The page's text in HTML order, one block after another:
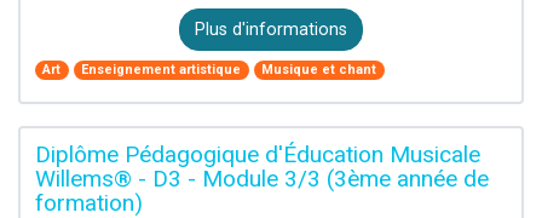
Plus d'informations
Art Enseignement artistique Musique et chant
Diplôme Pédagogique d'Éducation Musicale
Willems® - D3 - Module 3/3 (3ème année de
formation)